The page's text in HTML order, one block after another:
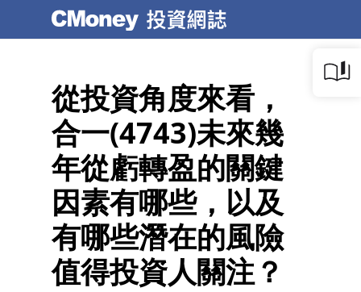
從投資角度來看，
合一(4743)未來幾
年從虧轉盈的關鍵
因素有哪些，以及
有哪些潛在的風險
值得投資人關注？